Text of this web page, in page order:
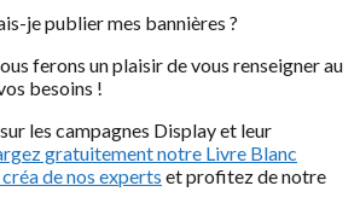
je publier mes bannières ?
ferons un plaisir de vous renseigner au
besoins !
les campagnes Display et leur
gratuitement notre Livre Blanc
de nos experts et profitez de notre